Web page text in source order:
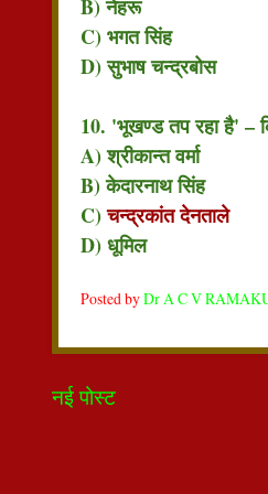
B) नेहरू
C) भगत सिंह
D) सुभाष चन्द्रबोस
10. 'भूखण्ड तप रहा है' –
A) श्रीकान्त वर्मा
B) केदारनाथ सिंह
C)चन्द्रकांत देनताले
D) धूमिल
Posted byDr A C V
नई पोस्ट